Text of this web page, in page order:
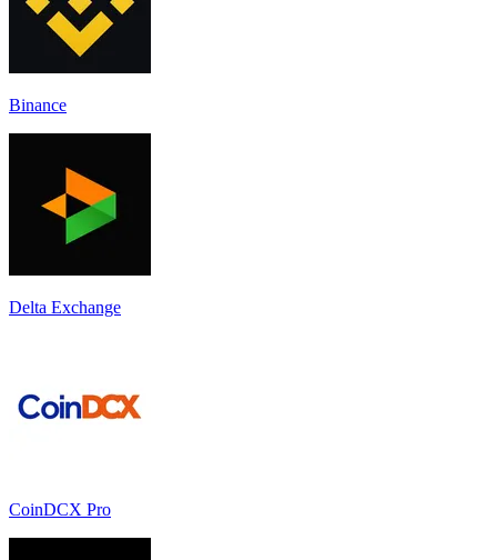
Binance
Delta Exchange
CoinDCX Pro